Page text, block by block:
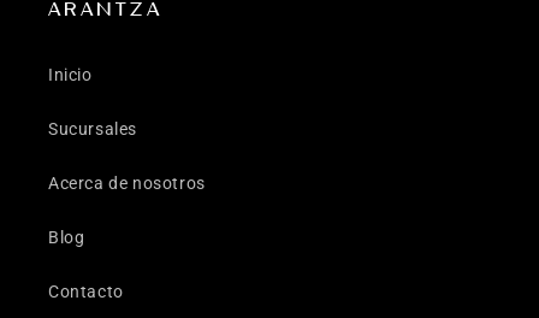
ARANTZA
Inicio
Sucursales
Acerca de nosotros
Blog
Contacto